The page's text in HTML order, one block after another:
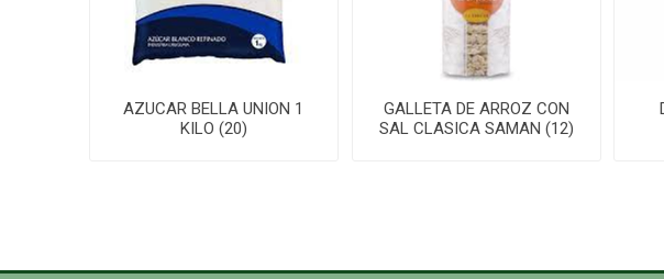
AZUCAR BELLA UNION 1
KILO (20)
GALLETA DE ARROZ CON
SAL CLASICA SAMAN (12)